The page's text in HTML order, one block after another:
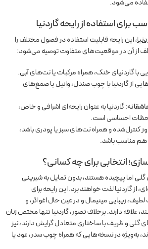
می‌شود.
استفاده از رایحه گاردنیا
، این رایحه قابلیت استفاده در فصول مختلف را
از آن در موقعیت‌های متفاوت توصیه می‌شود:
با گاردنیای خنک، همراه مرکبات یا نت‌های آبی.
از گاردنیا با چوب صندل، وانیل یا صمغ‌های
: گاردنیا به عنوان رایحه‌ای اشرافی و خاص،
احساسی است.
دوز کنترل‌شده و همراه نت‌های سبز یا پودری باشد،
هم مناسب باشد.
؛ انتخابی برای چه کسانی؟
گلی اما پیچیده هستند، بدون تمایل به شیرینی
از گاردنیا لذت خواهند برد. این رایحه برای
زیبایی مینیمال و در عین حال اغواگر، و
علاقه دارند. برخلاف تصور، گاردنیا تنها مختص زنان
گلی و ظریف با ساختاری متعادل گرایش دارند، نیز
به‌ویژه در نسخه‌هایی که همراه چوب سدر، عود یا